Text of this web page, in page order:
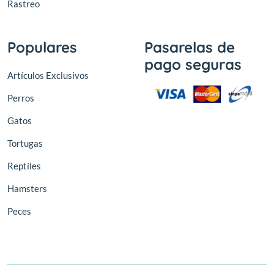
Rastreo
Populares
Artículos Exclusivos
Perros
Gatos
Tortugas
Reptíles
Hamsters
Peces
Pasarelas de
pago seguras